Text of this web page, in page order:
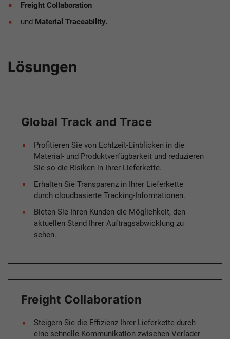
Freight Collaboration
und Material Traceability.
Lösungen
Global Track and Trace
Profitieren Sie von Echtzeit-Einblicken in die
Material- und Produktverfügbarkeit und reduzieren
Sie so die Risiken in Ihrer Lieferkette.
Erhalten Sie Transparenz in Ihrer Lieferkette
durch cloudbasierte Tracking-Informationen.
Bieten Sie Ihren Kunden die Möglichkeit, den
aktuellen Stand Ihrer Auftragsabwicklung zu
sehen.
Freight Collaboration
Steigern Sie die Effizienz Ihrer Lieferkette durch
eine schnelle Kommunikation zwischen Verlader